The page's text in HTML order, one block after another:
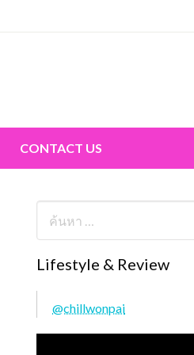
CONTACT US
Lifestyle & Review
@chillwonpai